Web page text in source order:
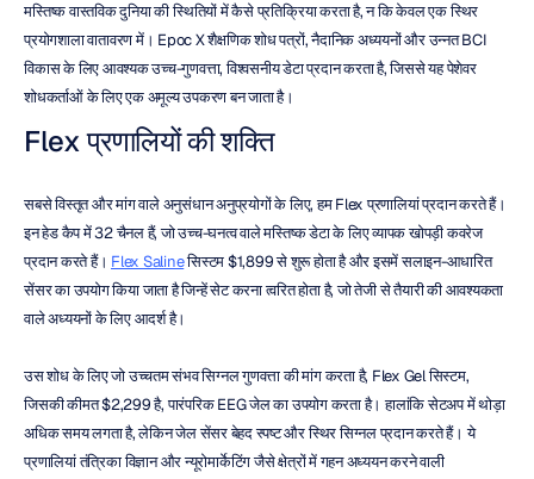
मस्तिष्क वास्तविक दुनिया की स्थितियों में कैसे प्रतिक्रिया करता है, न कि केवल एक स्थिर
प्रयोगशाला वातावरण में। Epoc X शैक्षणिक शोध पत्रों, नैदानिक अध्ययनों और उन्नत BCI
विकास के लिए आवश्यक उच्च-गुणवत्ता, विश्वसनीय डेटा प्रदान करता है, जिससे यह पेशेवर
शोधकर्ताओं के लिए एक अमूल्य उपकरण बन जाता है।
Flex प्रणालियों की शक्ति
सबसे विस्तृत और मांग वाले अनुसंधान अनुप्रयोगों के लिए, हम Flex प्रणालियां प्रदान करते हैं।
इन हेड कैप में 32 चैनल हैं, जो उच्च-घनत्व वाले मस्तिष्क डेटा के लिए व्यापक खोपड़ी कवरेज
प्रदान करते हैं। Flex Saline सिस्टम $1,899 से शुरू होता है और इसमें सलाइन-आधारित
सेंसर का उपयोग किया जाता है जिन्हें सेट करना त्वरित होता है, जो तेजी से तैयारी की आवश्यकता
वाले अध्ययनों के लिए आदर्श है।
उस शोध के लिए जो उच्चतम संभव सिग्नल गुणवत्ता की मांग करता है, Flex Gel सिस्टम,
जिसकी कीमत $2,299 है, पारंपरिक EEG जेल का उपयोग करता है। हालांकि सेटअप में थोड़ा
अधिक समय लगता है, लेकिन जेल सेंसर बेहद स्पष्ट और स्थिर सिग्नल प्रदान करते हैं। ये
प्रणालियां तंत्रिका विज्ञान और न्यूरोमार्केटिंग जैसे क्षेत्रों में गहन अध्ययन करने वाली